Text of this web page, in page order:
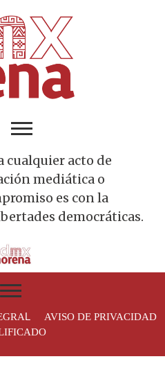
cualquier acto de
mediática o
es con la
democráticas.
L AVISO DE PRIVACIDAD